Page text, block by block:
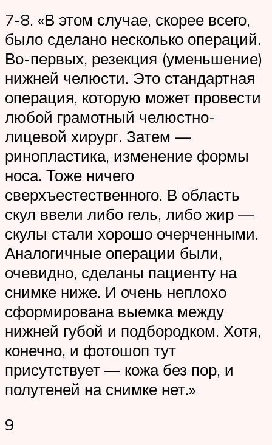
7-8. «В этом случае, скорее всего,
было сделано несколько операций.
Во-первых, резекция (уменьшение)
нижней челюсти. Это стандартная
операция, которую может провести
любой грамотный челюстно-
лицевой хирург. Затем —
ринопластика, изменение формы
носа. Тоже ничего
сверхъестественного. В область
скул ввели либо гель, либо жир —
скулы стали хорошо очерченными.
Аналогичные операции были,
очевидно, сделаны пациенту на
снимке ниже. И очень неплохо
сформирована выемка между
нижней губой и подбородком. Хотя,
конечно, и фотошоп тут
присутствует — кожа без пор, и
полутеней на снимке нет.»
9